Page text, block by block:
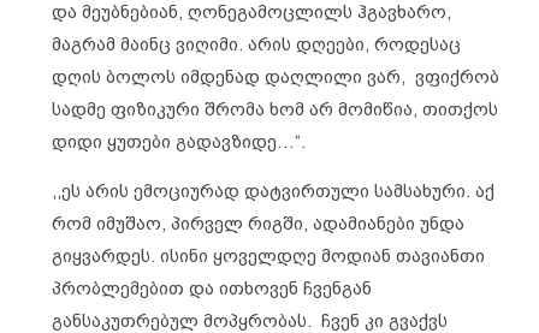
და მეუბნებიან, ღონეგამოცლილს ჰგავხარო,
მაგრამ მაინც ვიღიმი. არის დღეები, როდესაც
დღის ბოლოს იმდენად დაღლილი ვარ, ვფიქრობ
სადმე ფიზიკური შრომა ხომ არ მომიწია, თითქოს
დიდი ყუთები გადავზიდე…“.
,,ეს არის ემოციურად დატვირთული სამსახური. აქ
რომ იმუშაო, პირველ რიგში, ადამიანები უნდა
გიყვარდეს. ისინი ყოველდღე მოდიან თავიანთი
პრობლემებით და ითხოვენ ჩვენგან
განსაკუთრებულ მოპყრობას. ჩვენ კი გვაქვს